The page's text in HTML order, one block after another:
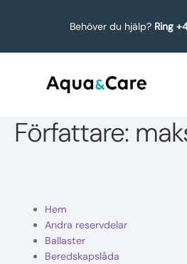
Behöver du hjälp? Ring
Författare:
Hem
Andra reservdelar
Ballaster
Beredskapslåda